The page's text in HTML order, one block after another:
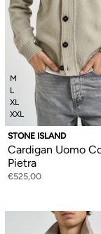
M
L
XL
XXL
STONE ISLAND
Cardigan Uomo
Pietra
€525,00